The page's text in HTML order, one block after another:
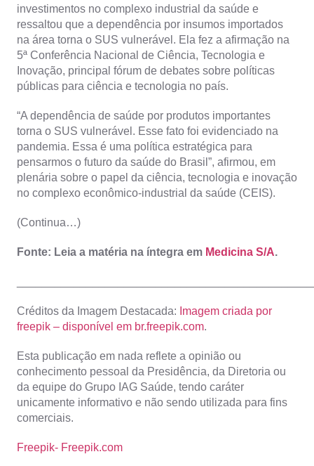
investimentos no complexo industrial da saúde e
ressaltou que a dependência por insumos importados
na área torna o SUS vulnerável. Ela fez a afirmação na
5ª Conferência Nacional de Ciência, Tecnologia e
Inovação, principal fórum de debates sobre políticas
públicas para ciência e tecnologia no país.
“A dependência de saúde por produtos importantes
torna o SUS vulnerável. Esse fato foi evidenciado na
pandemia. Essa é uma política estratégica para
pensarmos o futuro da saúde do Brasil”, afirmou, em
plenária sobre o papel da ciência, tecnologia e inovação
no complexo econômico-industrial da saúde (CEIS).
(Continua…)
Fonte: Leia a matéria na íntegra em Medicina S/A.
Créditos da Imagem Destacada: Imagem criada por
freepik – disponível em br.freepik.com.
Esta publicação em nada reflete a opinião ou
conhecimento pessoal da Presidência, da Diretoria ou
da equipe do Grupo IAG Saúde, tendo caráter
unicamente informativo e não sendo utilizada para fins
comerciais.
Freepik- Freepik.com